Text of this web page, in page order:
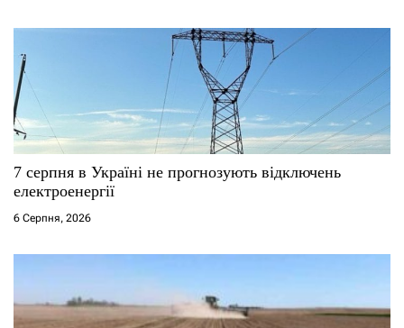
в
7 серпня в Україні не прогнозують відключень
електроенергії
6 Серпня, 2026